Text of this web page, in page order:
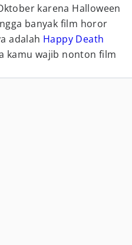
karena Halloween
banyak film horor
adalah Happy Death
kamu wajib nonton film